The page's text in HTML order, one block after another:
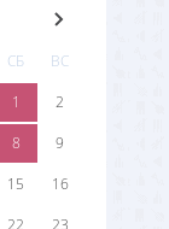
СБ
ВС
1
2
8
9
15
16
22
23